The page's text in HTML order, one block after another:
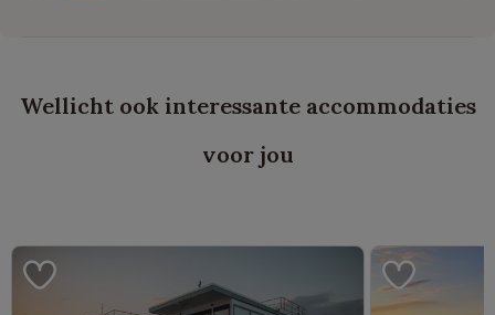
Wellicht ook interessante accommodaties
voor jou